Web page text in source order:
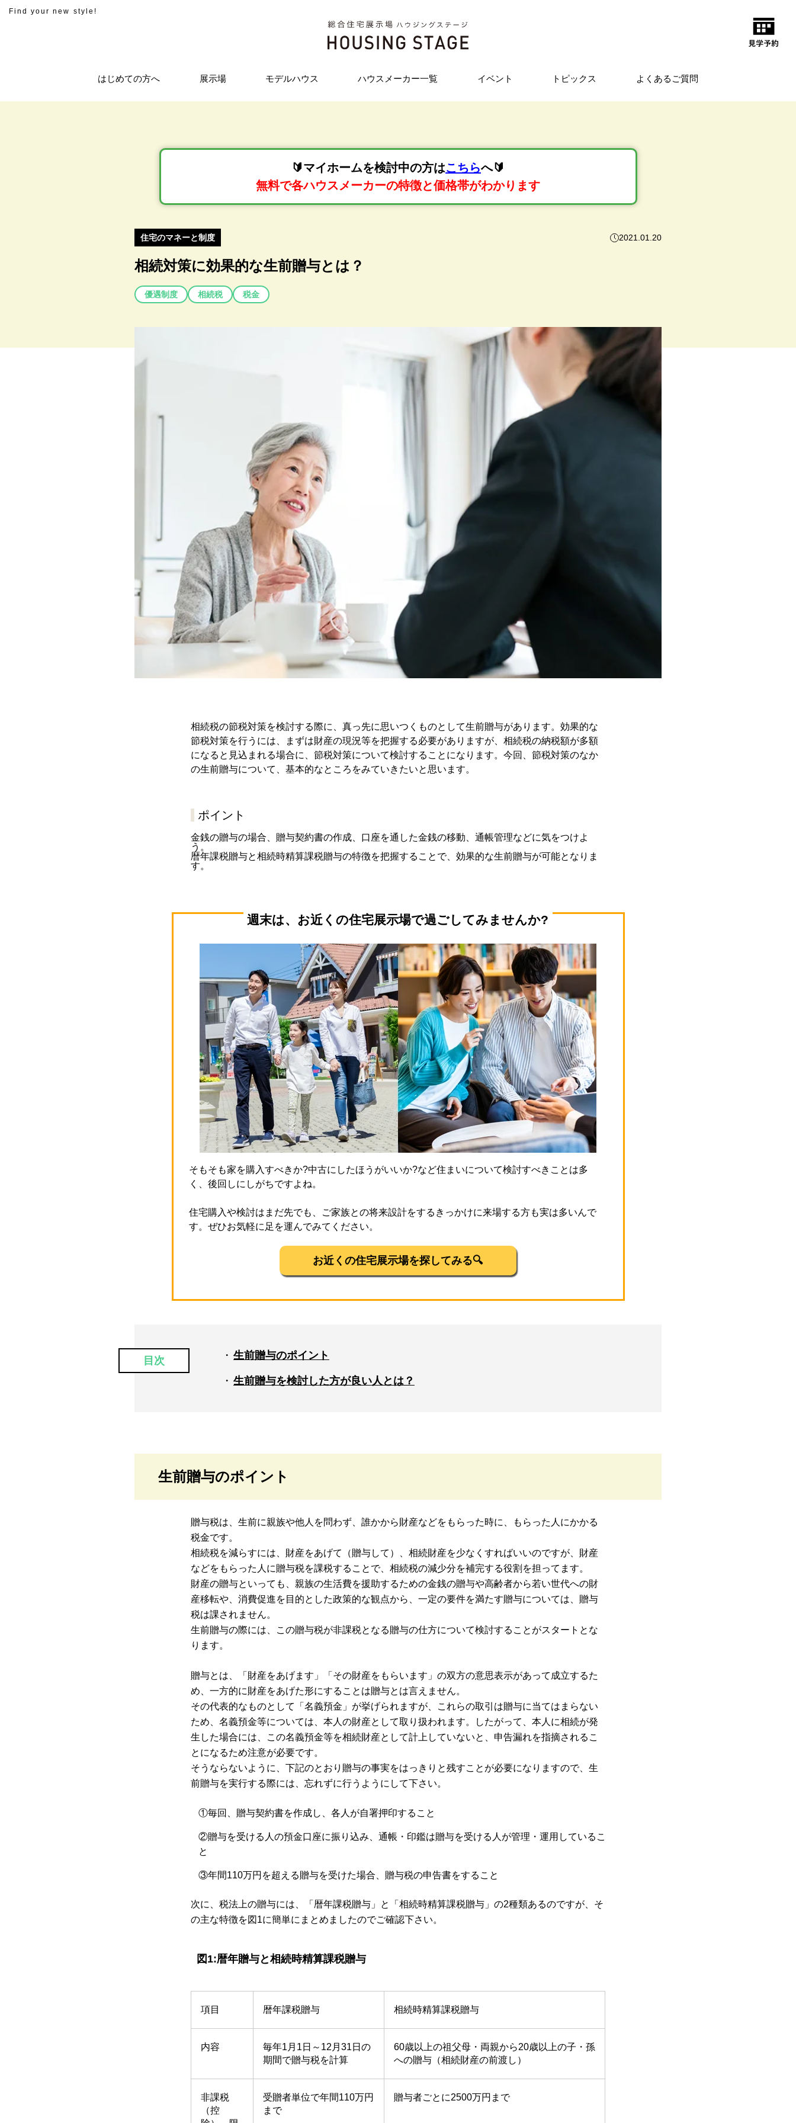
Find your new style!
はじめての方へ 展示場 モデルハウス ハウスメーカー一覧 イベント トピックス よくあるご質問
🔰マイホームを検討中の方はこちらへ🔰
無料で各ハウスメーカーの特徴と価格帯がわかります
住宅のマネーと制度 2021.01.20
相続対策に効果的な生前贈与とは？
優遇制度 相続税 税金
相続税の節税対策を検討する際に、真っ先に思いつくものとして生前贈与があります。効果的な
節税対策を行うには、まずは財産の現況等を把握する必要がありますが、相続税の納税額が多額
になると見込まれる場合に、節税対策について検討することになります。今回、節税対策のなか
の生前贈与について、基本的なところをみていきたいと思います。
ポイント
金銭の贈与の場合、贈与契約書の作成、口座を通した金銭の移動、通帳管理などに気をつけよ
う。
暦年課税贈与と相続時精算課税贈与の特徴を把握することで、効果的な生前贈与が可能となりま
す。
週末は、お近くの住宅展示場で過ごしてみませんか?
そもそも家を購入すべきか?中古にしたほうがいいか?など住まいについて検討すべきことは多
く、後回しにしがちですよね。
住宅購入や検討はまだ先でも、ご家族との将来設計をするきっかけに来場する方も実は多いんで
す。ぜひお気軽に足を運んでみてください。
お近くの住宅展示場を探してみる🔍
目次 生前贈与のポイント
生前贈与を検討した方が良い人とは？
生前贈与のポイント
贈与税は、生前に親族や他人を問わず、誰かから財産などをもらった時に、もらった人にかかる
税金です。
相続税を減らすには、財産をあげて（贈与して）、相続財産を少なくすればいいのですが、財産
などをもらった人に贈与税を課税することで、相続税の減少分を補完する役割を担ってます。
財産の贈与といっても、親族の生活費を援助するための金銭の贈与や高齢者から若い世代への財
産移転や、消費促進を目的とした政策的な観点から、一定の要件を満たす贈与については、贈与
税は課されません。
生前贈与の際には、この贈与税が非課税となる贈与の仕方について検討することがスタートとな
ります。
贈与とは、「財産をあげます」「その財産をもらいます」の双方の意思表示があって成立するた
め、一方的に財産をあげた形にすることは贈与とは言えません。
その代表的なものとして「名義預金」が挙げられますが、これらの取引は贈与に当てはまらない
ため、名義預金等については、本人の財産として取り扱われます。したがって、本人に相続が発
生した場合には、この名義預金等を相続財産として計上していないと、申告漏れを指摘されるこ
とになるため注意が必要です。
そうならないように、下記のとおり贈与の事実をはっきりと残すことが必要になりますので、生
前贈与を実行する際には、忘れずに行うようにして下さい。
①毎回、贈与契約書を作成し、各人が自署押印すること
②贈与を受ける人の預金口座に振り込み、通帳・印鑑は贈与を受ける人が管理・運用しているこ
と
③年間110万円を超える贈与を受けた場合、贈与税の申告書をすること
次に、税法上の贈与には、「暦年課税贈与」と「相続時精算課税贈与」の2種類あるのですが、そ
の主な特徴を図1に簡単にまとめましたのでご確認下さい。
図1:暦年贈与と相続時精算課税贈与
項目 暦年課税贈与 相続時精算課税贈与
内容
毎年1月1日～12月31日の
期間で贈与税を計算
60歳以上の祖父母・両親から20歳以上の子・孫
への贈与（相続財産の前渡し）
非課税
（控
受贈者単位で年間110万円
まで
贈与者ごとに2500万円まで